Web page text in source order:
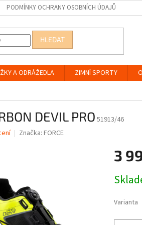
PODMÍNKY OCHRANY OSOBNÍCH ÚDAJŮ
HLEDAT
A ODRÁŽEDLA ZIMNÍ SPORTY
DEVIL PRO 51913/46
Značka: FORCE
3
cena:
Varianta